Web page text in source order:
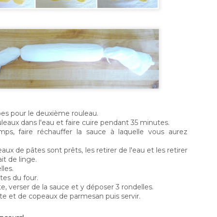
pour le deuxième rouleau.
dans l'eau et faire cuire pendant 35 minutes.
faire réchauffer la sauce à laquelle vous aurez
de pâtes sont prêts, les retirer de l'eau et les retirer
de linge.
du four.
verser de la sauce et y déposer 3 rondelles.
et de copeaux de parmesan puis servir.
Une salade tout en fraîcheur.....
Avec la chaleur des derniers jours et qui s’annonce pour
être présente encore pour plusieurs jours, on hésite
à allumer ne serait-ce qu’un rond de la cuisinière. Je
comprends, je suis comme vous et en plus, autant j’adore
autant je préfère passer le moins de temps possible
Tacos au homard gaspésien...
Encore une fois cette année, j’ai eu le bonheur de recevoir
non pas deux, mais quatre beaux homards de la part du
des pêcheurs professionnels du sud de la
! Le bonheur consiste simplement à avoir sur la table le
homard au monde, mais aussi un homard issu d’une